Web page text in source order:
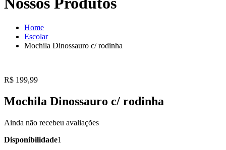
Home
Escolar
Mochila Dinossauro c/ rodinha
R$ 199,99
Mochila Dinossauro c/ rodinha
Ainda não recebeu avaliações
Disponibilidade1